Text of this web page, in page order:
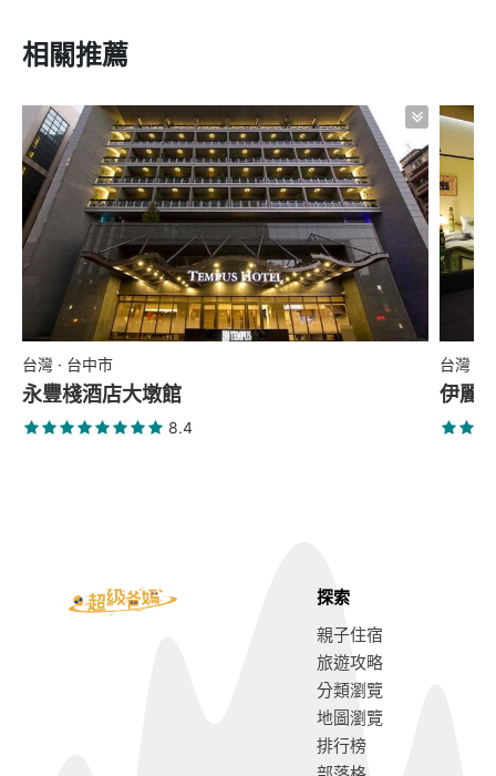
相關推薦
台灣 · 台中市
永豐棧酒店大墩館
8.4
台灣 ·
伊麗
探索
親子住宿
旅遊攻略
分類瀏覽
地圖瀏覽
排行榜